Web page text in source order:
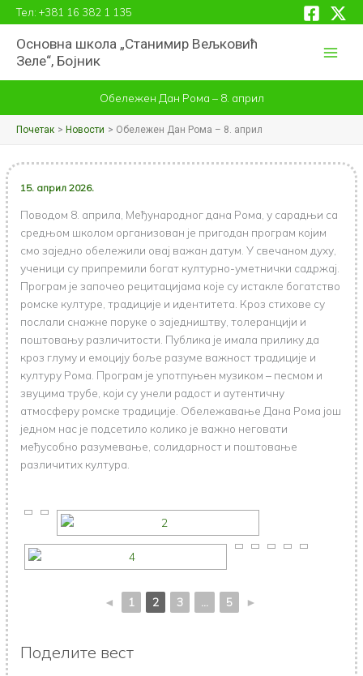
Пређи
на
садржај
Тел: +381 16 382 1 135
Основна школа „Станимир Вељковић
Зеле“, Бојник
Обележен Дан Рома – 8. април
Почетак Новости Обележен Дан Рома – 8. април
15. април 2026.
Поводом 8. априла, Међународног дана Рома, у сарадњи са
средњом школом организован је пригодан програм којим
смо заједно обележили овај важан датум. У свечаном духу,
ученици су припремили богат културно-уметнички садржај.
Програм је започео рецитацијама које су истакле богатство
ромске културе, традиције и идентитета. Кроз стихове су
послали снажне поруке о заједништву, толеранцији и
поштовању различитости. Публика је имала прилику да
кроз глуму и емоцију боље разуме важност традиције и
културу Рома. Програм је употпуњен музиком – песмом и
звуцима трубе, који су унели радост и аутентичну
атмосферу ромске традиције. Обележавање Дана Рома још
једном нас је подсетило колико је важно неговати
међусобно разумевање, солидарност и поштовање
различитих култура.
◄ 1 2 3 ... 5 ►
Поделите вест